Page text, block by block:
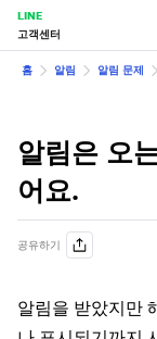
LINE
고객센터
홈 알림 알림 문제
알림은 오
어요.
공유하기
알림을 받았지만